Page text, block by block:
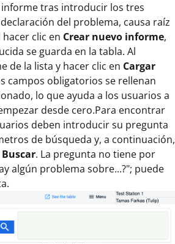
tras introducir los tres
del problema, causa raíz
clic en Crear nuevo informe,
se guarda en la tabla. Al
de la lista y hacer clic en Cargar
campos obligatorios se rellenan
lo que ayuda a los usuarios a
desde cero.Para encontrar
deben introducir su pregunta
de búsqueda y, a continuación,
Buscar. La pregunta no tiene por
algún problema sobre...?"; puede